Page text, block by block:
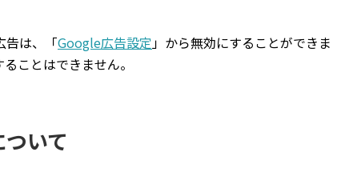
告は、「Google広告設定」から無効にすることができま
ことはできません。
いて